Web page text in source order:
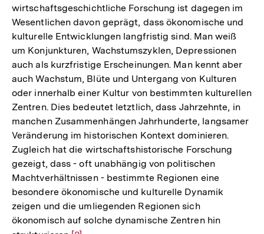
wirtschaftsgeschichtliche Forschung ist dagegen im
Wesentlichen davon geprägt, dass ökonomische und
kulturelle Entwicklungen langfristig sind. Man weiß
um Konjunkturen, Wachstumszyklen, Depressionen
auch als kurzfristige Erscheinungen. Man kennt aber
auch Wachstum, Blüte und Untergang von Kulturen
oder innerhalb einer Kultur von bestimmten kulturellen
Zentren. Dies bedeutet letztlich, dass Jahrzehnte, in
manchen Zusammenhängen Jahrhunderte, langsamer
Veränderung im historischen Kontext dominieren.
Zugleich hat die wirtschaftshistorische Forschung
gezeigt, dass - oft unabhängig von politischen
Machtverhältnissen - bestimmte Regionen eine
besondere ökonomische und kulturelle Dynamik
zeigen und die umliegenden Regionen sich
ökonomisch auf solche dynamische Zentren hin